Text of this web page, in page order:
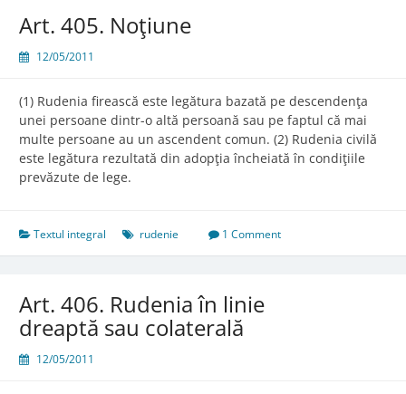
Art. 405. Noţiune
12/05/2011
(1) Rudenia firească este legătura bazată pe descendenţa
unei persoane dintr-o altă persoană sau pe faptul că mai
multe persoane au un ascendent comun. (2) Rudenia civilă
este legătura rezultată din adopţia încheiată în condiţiile
prevăzute de lege.
Textul integral rudenie 1 Comment
Art. 406. Rudenia în linie
dreaptă sau colaterală
12/05/2011